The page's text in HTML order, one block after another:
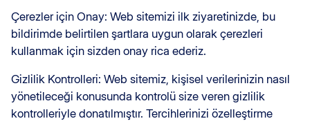
Çerezler için Onay: Web sitemizi ilk ziyaretinizde, bu
bildirimde belirtilen şartlara uygun olarak çerezleri
kullanmak için sizden onay rica ederiz.
Gizlilik Kontrolleri: Web sitemiz, kişisel verilerinizin nasıl
yönetileceği konusunda kontrolü size veren gizlilik
kontrolleriyle donatılmıştır. Tercihlerinizi özelleştirme